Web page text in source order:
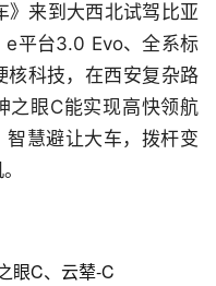
》来到大西北试驾比亚
平台3.0 Evo、全系标
核科技，在西安复杂路
之眼C能实现高快领航
智慧避让大车，拨杆变
眼C、云辇-C